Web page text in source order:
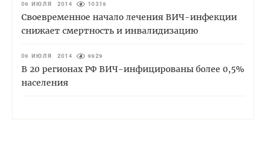
09 ИЮЛЯ 2014 10319
Своевременное начало лечения ВИЧ-инфекции
снижает смертность и инвалидизацию
09 ИЮЛЯ 2014 9929
В 20 регионах РФ ВИЧ-инфицированы более 0,5%
населения